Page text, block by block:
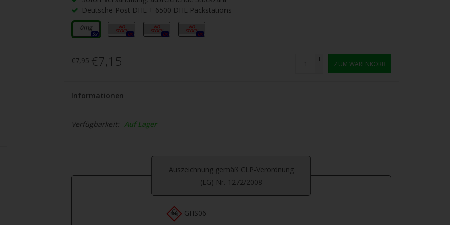
Deutsche Post DHL + 6500 DHL Packstations
0mg
5x
3mg
0x
6mg
0x
12mg
0x
€7,95 €7,15
+
-
ZUM WARENKORB
Informationen
Verfügbarkeit: Auf Lager
Auszeichnung gemäß CLP-Verordnung
(EG) Nr. 1272/2008
GHS06